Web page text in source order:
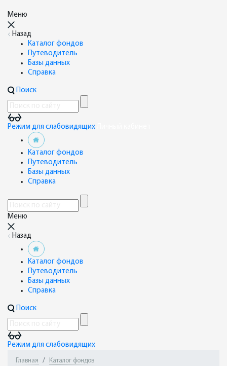
Меню
Назад
Каталог фондов
Путеводитель
Базы данных
Справка
Поиск
Режим для слабовидящих
Каталог фондов
Путеводитель
Базы данных
Справка
Меню
Назад
Каталог фондов
Путеводитель
Базы данных
Справка
Поиск
Режим для слабовидящих
Главная Каталог фондов